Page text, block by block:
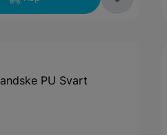
PU Svart